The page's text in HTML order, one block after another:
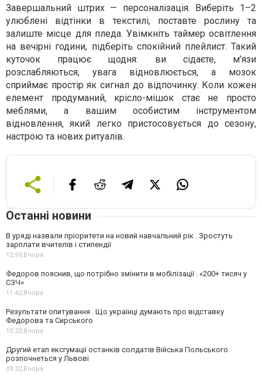
Завершальний штрих — персоналізація. Виберіть 1–2
улюблені відтінки в текстилі, поставте рослину та
залиште місце для пледа. Увімкніть таймер освітлення
на вечірні години, підберіть спокійний плейлист. Такий
куточок працює щодня: ви сідаєте, м’язи
розслабляються, увага відновлюється, а мозок
сприймає простір як сигнал до відпочинку. Коли кожен
елемент продуманий, крісло-мішок стає не просто
меблями, а вашим особистим інструментом
відновлення, який легко пристосовується до сезону,
настрою та нових ритуалів.
Останні новини
В уряді назвали пріоритети на новий навчальний рік . Зростуть
зарплати вчителів і стипендії
12:59, Вчора
Федоров пояснив, що потрібно змінити в мобілізації . «200+ тисяч у
СЗЧ»
11:42, Вчора
Результати опитування . Що українці думають про відставку
Федорова та Сирського
10:23, Вчора
Другий етап ексгумації останків солдатів Війська Польського
розпочнеться у Львові
09:32, Вчора